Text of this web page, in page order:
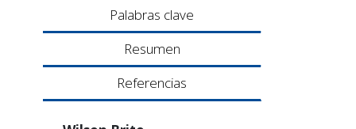
Palabras clave
Resumen
Referencias